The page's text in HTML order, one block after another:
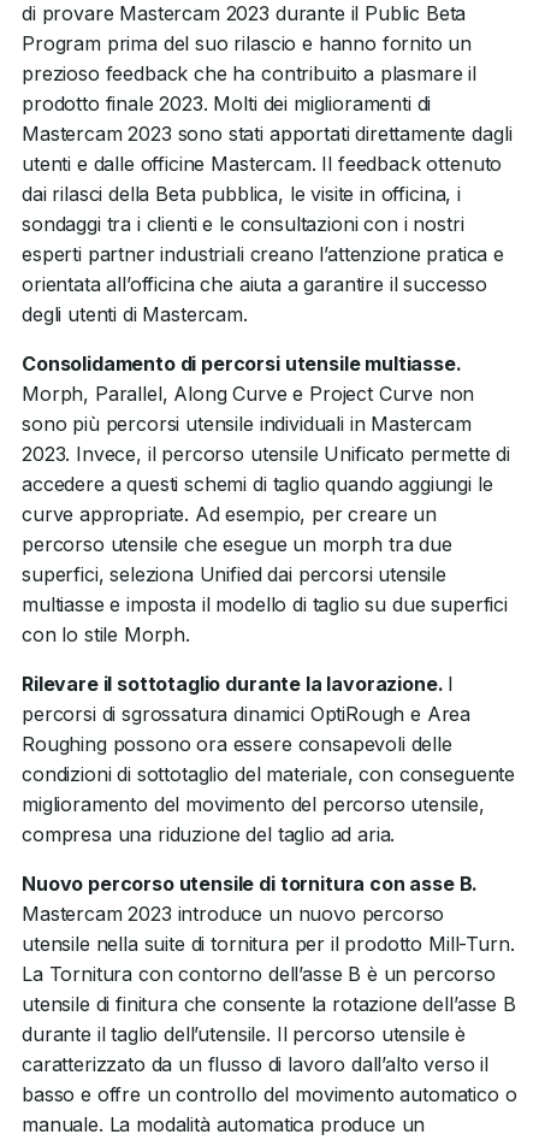
di provare Mastercam 2023 durante il Public Beta
Program prima del suo rilascio e hanno fornito un
prezioso feedback che ha contribuito a plasmare il
prodotto finale 2023. Molti dei miglioramenti di
Mastercam 2023 sono stati apportati direttamente dagli
utenti e dalle officine Mastercam. Il feedback ottenuto
dai rilasci della Beta pubblica, le visite in officina, i
sondaggi tra i clienti e le consultazioni con i nostri
esperti partner industriali creano l’attenzione pratica e
orientata all’officina che aiuta a garantire il successo
degli utenti di Mastercam.
Consolidamento di percorsi utensile multiasse.
Morph, Parallel, Along Curve e Project Curve non
sono più percorsi utensile individuali in Mastercam
2023. Invece, il percorso utensile Unificato permette di
accedere a questi schemi di taglio quando aggiungi le
curve appropriate. Ad esempio, per creare un
percorso utensile che esegue un morph tra due
superfici, seleziona Unified dai percorsi utensile
multiasse e imposta il modello di taglio su due superfici
con lo stile Morph.
Rilevare il sottotaglio durante la lavorazione. I
percorsi di sgrossatura dinamici OptiRough e Area
Roughing possono ora essere consapevoli delle
condizioni di sottotaglio del materiale, con conseguente
miglioramento del movimento del percorso utensile,
compresa una riduzione del taglio ad aria.
Nuovo percorso utensile di tornitura con asse B.
Mastercam 2023 introduce un nuovo percorso
utensile nella suite di tornitura per il prodotto Mill-Turn.
La Tornitura con contorno dell’asse B è un percorso
utensile di finitura che consente la rotazione dell’asse B
durante il taglio dell’utensile. Il percorso utensile è
caratterizzato da un flusso di lavoro dall’alto verso il
basso e offre un controllo del movimento automatico o
manuale. La modalità automatica produce un